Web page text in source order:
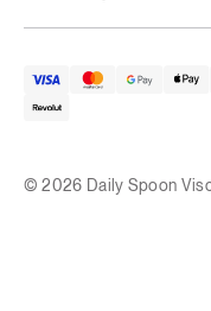
© 2026 Daily Spoon